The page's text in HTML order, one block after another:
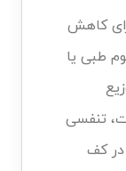
کاهش
طبی یا
تنفسی
کف